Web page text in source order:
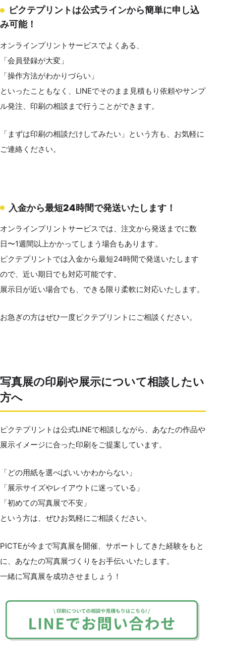
ピクテプリントは公式ラインから簡単に申し込
み可能！
オンラインプリントサービスでよくある、
「会員登録が大変」
「操作方法がわかりづらい」
といったこともなく、LINEでそのまま見積もり依頼やサンプ
ル発注、印刷の相談まで行うことができます。
「まずは印刷の相談だけしてみたい」という方も、お気軽に
ご連絡ください。
入金から最短24時間で発送いたします！
オンラインプリントサービスでは、注文から発送までに数
日〜1週間以上かかってしまう場合もあります。
ピクテプリントでは入金から最短24時間で発送いたします
ので、近い期日でも対応可能です。
展示日が近い場合でも、できる限り柔軟に対応いたします。
お急ぎの方はぜひ一度ピクテプリントにご相談ください。
写真展の印刷や展示について相談したい
方へ
ピクテプリントは公式LINEで相談しながら、あなたの作品や
展示イメージに合った印刷をご提案しています。
「どの用紙を選べばいいかわからない」
「展示サイズやレイアウトに迷っている」
「初めての写真展で不安」
という方は、ぜひお気軽にご相談ください。
PICTEが今まで写真展を開催、サポートしてきた経験をもと
に、あなたの写真展づくりをお手伝いいたします。
一緒に写真展を成功させましょう！